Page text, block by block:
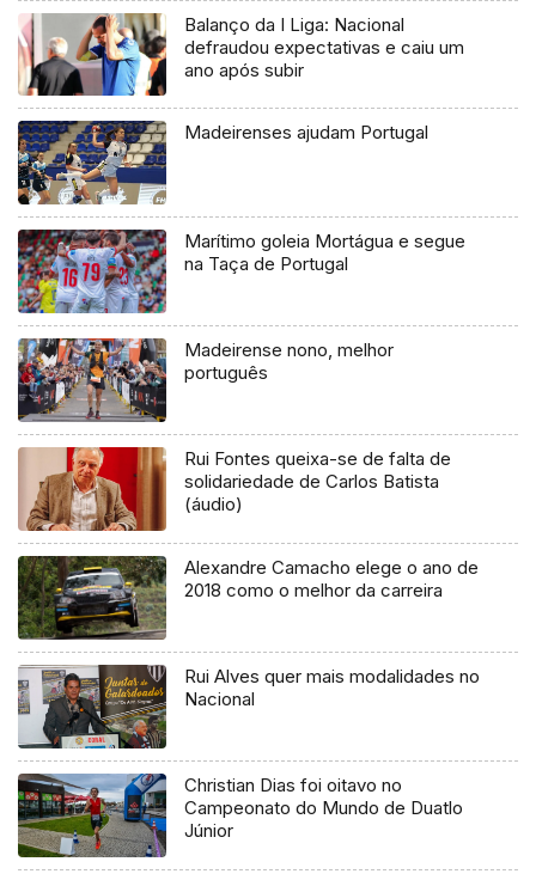
Balanço da I Liga: Nacional
defraudou expectativas e caiu um
ano após subir
Madeirenses ajudam Portugal
Marítimo goleia Mortágua e segue
na Taça de Portugal
Madeirense nono, melhor
português
Rui Fontes queixa-se de falta de
solidariedade de Carlos Batista
(áudio)
Alexandre Camacho elege o ano de
2018 como o melhor da carreira
Rui Alves quer mais modalidades no
Nacional
Christian Dias foi oitavo no
Campeonato do Mundo de Duatlo
Júnior